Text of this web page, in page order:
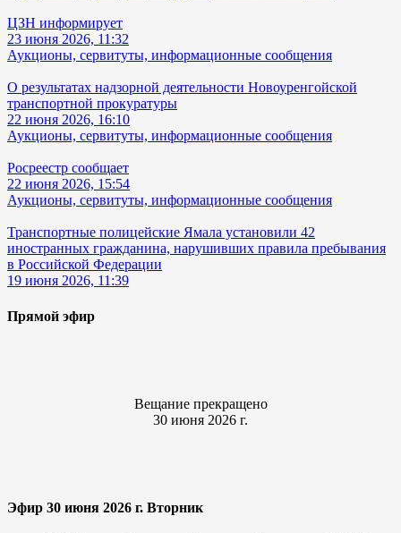
ЦЗН информирует
23 июня 2026, 11:32
Аукционы, сервитуты, информационные сообщения
О результатах надзорной деятельности Новоуренгойской
транспортной прокуратуры
22 июня 2026, 16:10
Аукционы, сервитуты, информационные сообщения
Росреестр сообщает
22 июня 2026, 15:54
Аукционы, сервитуты, информационные сообщения
Транспортные полицейские Ямала установили 42
иностранных гражданина, нарушивших правила пребывания
в Российской Федерации
19 июня 2026, 11:39
Прямой эфир
Вещание прекращено
30 июня 2026 г.
Эфир 30 июня 2026 г. Вторник